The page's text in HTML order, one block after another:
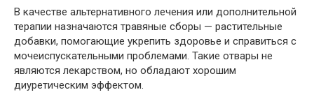
В качестве альтернативного лечения или дополнительной
терапии назначаются травяные сборы — растительные
добавки, помогающие укрепить здоровье и справиться с
мочеиспускательными проблемами. Такие отвары не
являются лекарством, но обладают хорошим
диуретическим эффектом.